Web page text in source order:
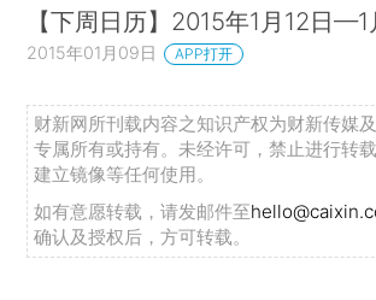
【下周日历】2015年1月12日—1
2015年01月09日 APP打开
财新网所刊载内容之知识产权为财新传媒
专属所有或持有。未经许可，禁止进行转
建立镜像等任何使用。
如有意愿转载，请发邮件至
确认及授权后，方可转载。